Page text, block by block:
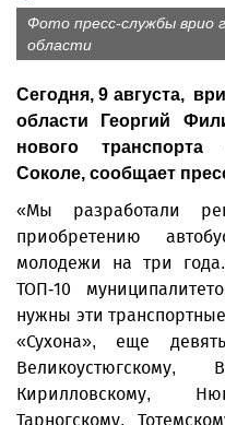
Фото пресс-службы врио
области
Сегодня, 9 августа,
области Георгий
нового
Соколе, сообщает
«Мы разработали
приобретению
молодежи на три
ТОП-10
нужны эти
«Сухона», еще
Великоустюгскому,
Кирилловскому,
Тарногскому,